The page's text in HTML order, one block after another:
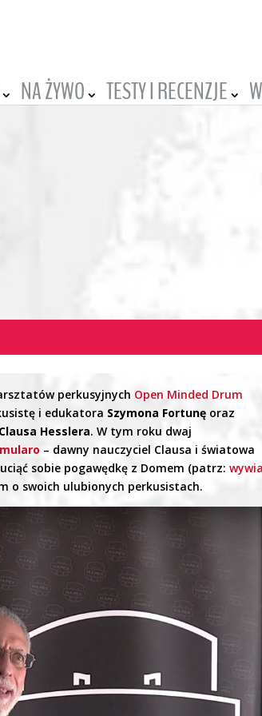
NA ŻYWO TESTY I RECENZJE
perkusyjnych Open Minded Drum
i edukatora Szymona Fortunę oraz
Clausa Hesslera. W tym roku dwaj
– dawny nauczyciel Clausa i światowa
sobie pogawędkę z Domem (patrz:
o swoich ulubionych perkusistach.